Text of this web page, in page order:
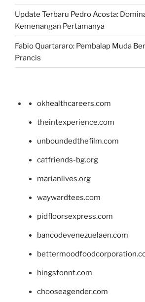
Update Terbaru Pedro Acosta:
Kemenangan Pertamanya
Fabio Quartararo: Pembalap Muda
Prancis
okhealthcareers.com
theintexperience.com
unboundedthefilm.com
catfriends-bg.org
marianlives.org
waywardtees.com
pidfloorsexpress.com
bancodevenezuelaen.com
hingstonnt.com
chooseagender.com